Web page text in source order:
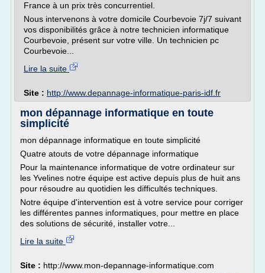
France à un prix très concurrentiel.
Nous intervenons à votre domicile Courbevoie 7j/7 suivant
vos disponibilités grâce à notre technicien informatique
Courbevoie, présent sur votre ville. Un technicien pc
Courbevoie...
Lire la suite
Site : http://www.depannage-informatique-paris-idf.fr
mon dépannage informatique en toute
simplicité
mon dépannage informatique en toute simplicité
Quatre atouts de votre dépannage informatique
Pour la maintenance informatique de votre ordinateur sur
les Yvelines notre équipe est active depuis plus de huit ans
pour résoudre au quotidien les difficultés techniques.
Notre équipe d'intervention est à votre service pour corriger
les différentes pannes informatiques, pour mettre en place
des solutions de sécurité, installer votre...
Lire la suite
Site : http://www.mon-depannage-informatique.com